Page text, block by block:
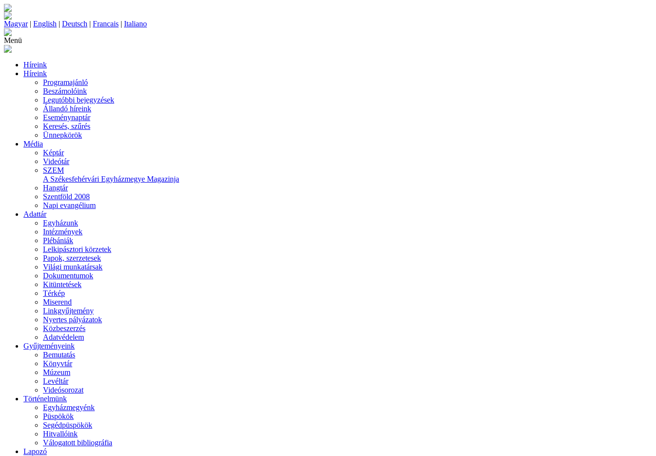
Magyar| English | Deutsch | Francais | Italiano
Menü
Híreink
Híreink
Programajánló
Beszámolóink
Legutóbbi bejegyzések
Állandó híreink
Eseménynaptár
Keresés, szűrés
Ünnepkörök
Média
Képtár
Videótár
SZEM
A Székesfehérvári Egyházmegye Magazinja
Hangtár
Szentföld 2008
Napi evangélium
Adattár
Egyházunk
Intézmények
Plébániák
Lelkipásztori körzetek
Papok, szerzetesek
Világi munkatársak
Dokumentumok
Kitüntetések
Térkép
Miserend
Linkgyűjtemény
Nyertes pályázatok
Közbeszerzés
Adatvédelem
Gyűjteményeink
Bemutatás
Könyvtár
Múzeum
Levéltár
Videósorozat
Történelmünk
Egyházmegyénk
Püspökök
Segédpüspökök
Hitvallóink
Válogatott bibliográfia
Lapozó